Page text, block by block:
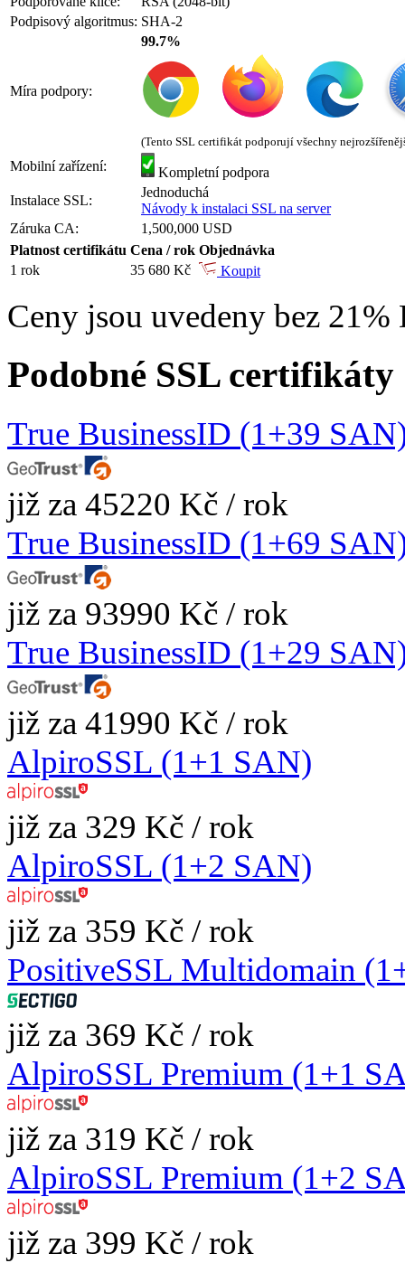
Podpisový algoritmus: SHA-2
Míra podpory:
99.7%
(Tento SSL certifikát podporují všechny
Mobilní zařízení:
Kompletní podpora
Instalace SSL:
Jednoduchá
Návody k instalaci SSL na server
Záruka CA:
1,500,000 USD
Platnost certifikátu Cena / rok Objednávka
1 rok
35 680 Kč Koupit
Ceny jsou uvedeny bez 21%
Podobné SSL certifikáty
True BusinessID (1+39
již za 45220 Kč / rok
True BusinessID (1+69
již za 93990 Kč / rok
True BusinessID (1+29
již za 41990 Kč / rok
AlpiroSSL (1+1 SAN)
již za 329 Kč / rok
AlpiroSSL (1+2 SAN)
již za 359 Kč / rok
PositiveSSL Multidomain
již za 369 Kč / rok
AlpiroSSL Premium (1+1
již za 319 Kč / rok
AlpiroSSL Premium (1+2
již za 399 Kč / rok